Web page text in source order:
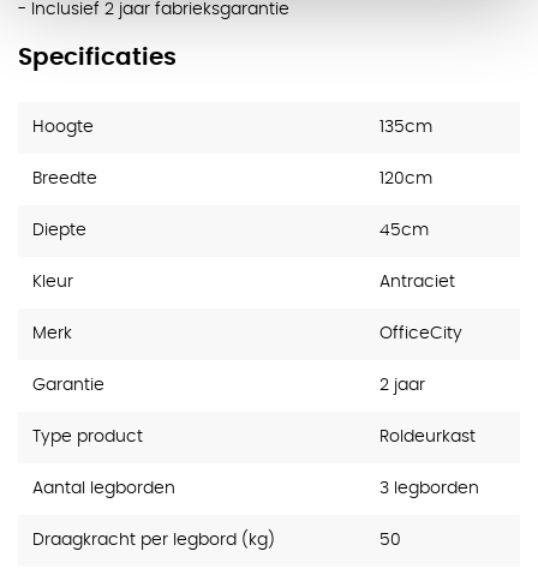
- Inclusief 2 jaar fabrieksgarantie
Specificaties
Hoogte 135cm
Breedte 120cm
Diepte 45cm
Kleur Antraciet
Merk OfficeCity
Garantie 2 jaar
Type product Roldeurkast
Aantal legborden 3 legborden
Draagkracht per legbord (kg) 50